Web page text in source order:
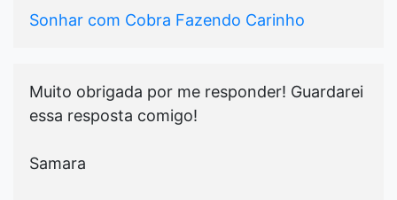
Sonhar com Cobra Fazendo Carinho
Muito obrigada por me responder! Guardarei
essa resposta comigo!
Samara